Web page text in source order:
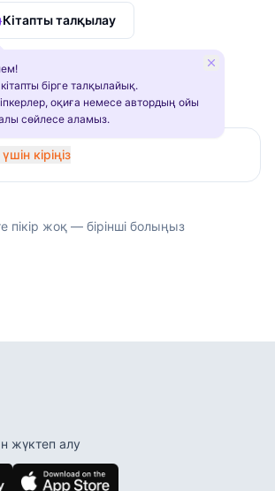
Кітапты талқылау
бірге талқылайық.
оқиға немесе автордың ойы
сөйлесе аламыз.
кіріңіз
пікір жоқ — бірінші болыңыз
жүктеп алу